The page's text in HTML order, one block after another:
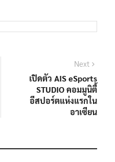
Next
เปิดตัว AIS eSports
STUDIO คอมมูนิตี้
อีสปอร์ตแห่งแรกใน
อาเซียน